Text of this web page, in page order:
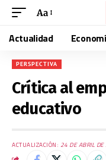
Aa
Actualidad
PERSPECTIVA
Crítica al
educativo
ACTUALIZACIÓN: 24 DE ABRIL